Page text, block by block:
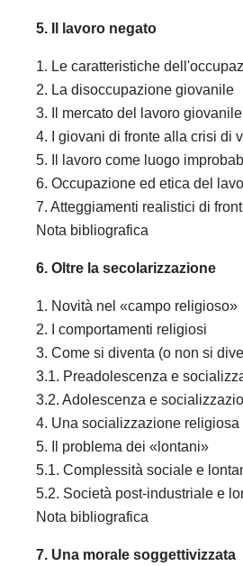
5. Il lavoro negato
1. Le caratteristiche
2. La disoccupazione giovanile
3. Il mercato del lavoro giovanile
4. I giovani di fronte alla crisi di
5. Il lavoro come luogo
6. Occupazione ed etica del
7. Atteggiamenti realistici di
Nota bibliografica
6. Oltre la secolarizzazione
1. Novità nel «campo religioso»
2. I comportamenti religiosi
3. Come si diventa (o non si
3.1. Preadolescenza e
3.2. Adolescenza e
4. Una socializzazione religiosa
5. Il problema dei «lontani»
5.1. Complessità sociale e
5.2. Società post-industriale e
Nota bibliografica
7. Una morale soggettivizzata